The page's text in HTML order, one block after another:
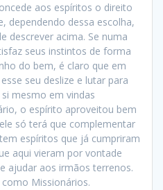
aos espíritos o direito
dependendo dessa escolha,
descrever acima. Se numa
seus instintos de forma
do bem, é claro que em
seu deslize e lutar para
mesmo em vindas
o espírito aproveitou bem
só terá que complementar
espíritos que já cumpriram
aqui vieram por vontade
ajudar aos irmãos terrenos.
Missionários.